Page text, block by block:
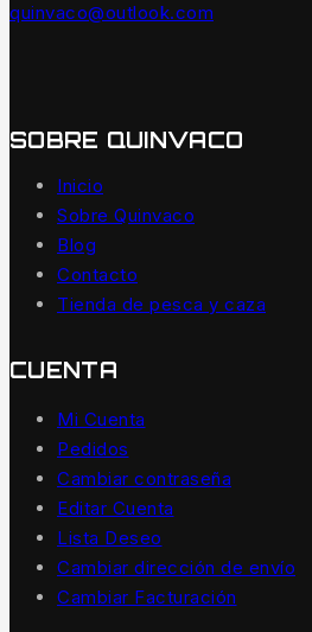
quinvaco@outlook.com
SOBRE QUINVACO
Inicio
Sobre Quinvaco
Blog
Contacto
Tienda de pesca y caza
CUENTA
Mi Cuenta
Pedidos
Cambiar contraseña
Editar Cuenta
Lista Deseo
Cambiar dirección de envío
Cambiar Facturación